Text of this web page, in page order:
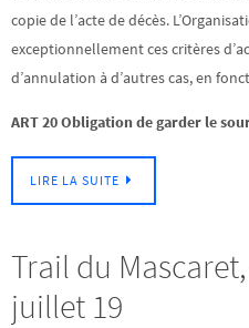
copie de l’acte de décès.
exceptionnellement ces critères
d’annulation à d’autres cas, en
ART 20 Obligation de garder le
LIRE LA SUITE
Trail du
juillet 19